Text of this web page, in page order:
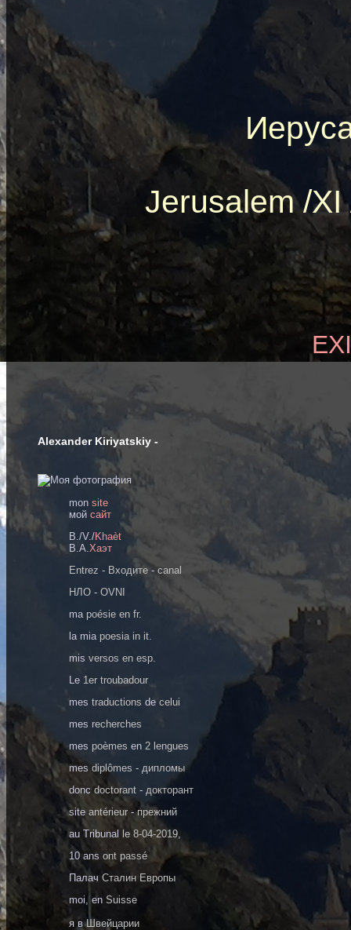
Jerusalem /
Alexander Kiriyatskiy -
mon site
мoй сайт
B./V./Khaèt
В.А. Хаэт
Entrez - Входите-canal
НЛО - OVNI
ma poésie en fr.
la mia poesia in it.
mis versos en esp.
Le 1er troubadour
mes traductions de celui
mes recherches
mes poèmes en 2 lengues
mes diplômes - дипломы
donc doctorant - докторант
site antérieur -прежний
au Tribunal le 8-04-2019
10 ans ont passé
Палач Сталин Европы
moi, en Suisse
я вШвейцарии